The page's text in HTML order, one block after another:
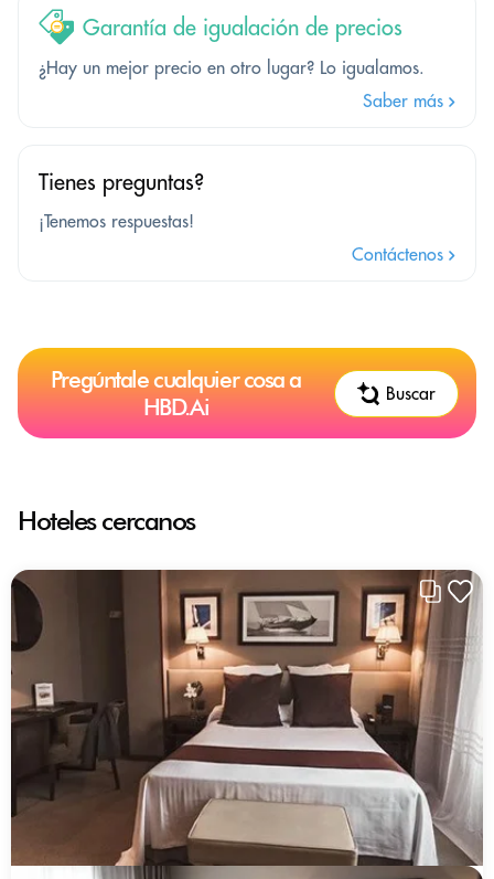
Garantía de igualación de precios
¿Hay un mejor precio en otro lugar? Lo igualamos.
Saber más
Tienes preguntas?
¡Tenemos respuestas!
Contáctenos
Pregúntale cualquier cosa a
HBD.Ai
Buscar
Hoteles cercanos